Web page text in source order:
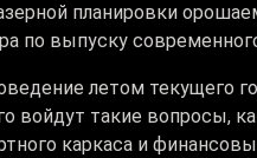
планировки
по выпуску
летом текущего
войдут такие вопросы,
каркаса и